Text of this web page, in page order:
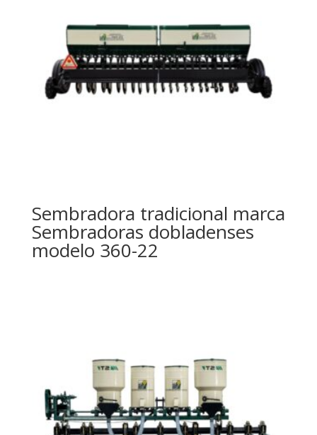
Sembradora tradicional marca
Sembradoras dobladenses
modelo 360-22